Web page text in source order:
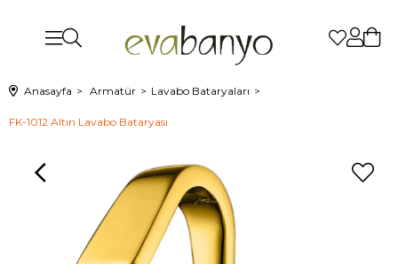
Anasayfa Armatür Lavabo Bataryaları
FK-1012 Altın Lavabo Bataryası